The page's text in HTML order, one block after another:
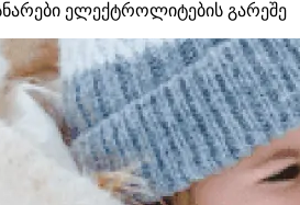
ელექტროლიტების გარეშე